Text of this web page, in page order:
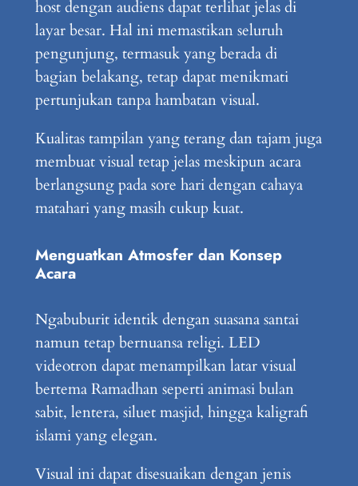
host dengan audiens dapat terlihat jelas di
layar besar. Hal ini memastikan seluruh
pengunjung, termasuk yang berada di
bagian belakang, tetap dapat menikmati
pertunjukan tanpa hambatan visual.
Kualitas tampilan yang terang dan tajam juga
membuat visual tetap jelas meskipun acara
berlangsung pada sore hari dengan cahaya
matahari yang masih cukup kuat.
Menguatkan Atmosfer dan Konsep
Acara
Ngabuburit identik dengan suasana santai
namun tetap bernuansa religi. LED
videotron dapat menampilkan latar visual
bertema Ramadhan seperti animasi bulan
sabit, lentera, siluet masjid, hingga kaligrafi
islami yang elegan.
Visual ini dapat disesuaikan dengan jenis